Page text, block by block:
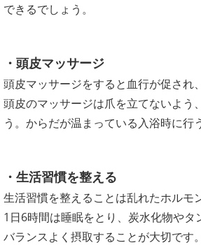
できるでしょう。
・頭皮マッサージ
頭皮マッサージをすると血行が促され
頭皮のマッサージは爪を立てないよう
う。からだが温まっている入浴時に行
・生活習慣を整える
生活習慣を整えることは乱れたホルモ
1日6時間は睡眠をとり、炭水化物や
バランスよく摂取することが大切です。